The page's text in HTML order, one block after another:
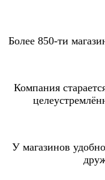
Более 850-ти
Компания
У магазинов